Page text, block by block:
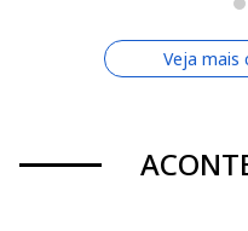
Veja mais